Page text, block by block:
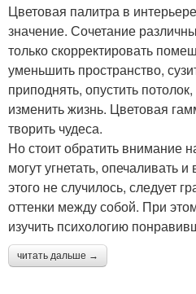
Цветовая палитра в
значение. Сочетание
только скорректировать
уменьшить пространство,
приподнять, опустить
изменить жизнь. Цветовая
творить чудеса.
Но стоит обратить внимание
могут угнетать, опечаливать
этого не случилось, следует
оттенки между собой. При
изучить психологию
читать дальше →